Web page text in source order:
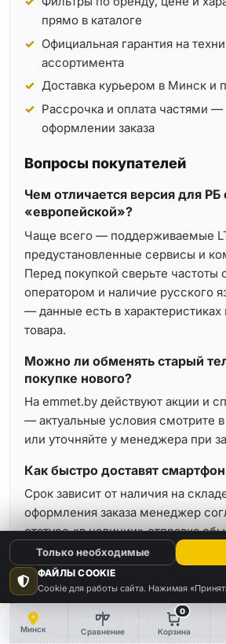
Минск Сравнение
0
Корзина
прямо в каталоге
Официальная гарантия на
ассортимента
Доставка курьером в Минск и
Рассрочка и оплата частями —
оформлении заказа
Вопросы покупателей
Чем отличается версия для РБ
«европейской»?
Чаще всего — поддерживаемые
предустановленные сервисы и
Перед покупкой сверьте частоты
оператором и наличие русского
— данные есть в характеристиках
товара.
Можно ли обменять старый
покупке нового?
На emmet.by действуют акции и
— актуальные условия смотрите
или уточняйте у менеджера при
Как быстро доставят
Срок зависит от наличия на
оформления заказа менеджер
статусе «в наличии» отправка
минимальное время.
Нужна помощь или
ФАЙЛЫ COOKIE
Cookie для работы сайта. Нажимая
Только необходимые